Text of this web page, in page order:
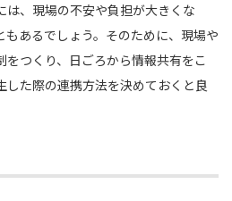
は、現場の不安や負担が大きくな
もあるでしょう。そのために、現場や
つくり、日ごろから情報共有をこ
した際の連携方法を決めておくと良